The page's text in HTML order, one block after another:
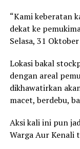
“Kami keberatan
dekat ke
Selasa, 31
Lokasi bakal
dengan areal
dikhawatirkan
macet, berdebu,
Aksi kali ini pun
Warga Aur Kenali